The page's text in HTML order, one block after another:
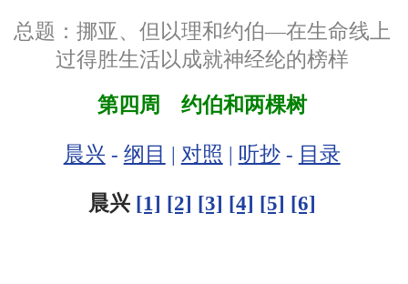
总题：挪亚、但以理和约伯—在生命线上
过得胜生活以成就神经纶的榜样
第四周 约伯和两棵树
晨兴 - 纲目 | 对照 | 听抄- 目录
晨兴 [1] [2] [3] [4] [5] [6]